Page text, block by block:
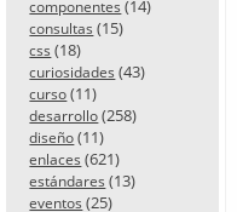
componentes (14)
consultas (15)
css (18)
curiosidades (43)
curso (11)
desarrollo (258)
diseño (11)
enlaces (621)
estándares (13)
eventos (25)